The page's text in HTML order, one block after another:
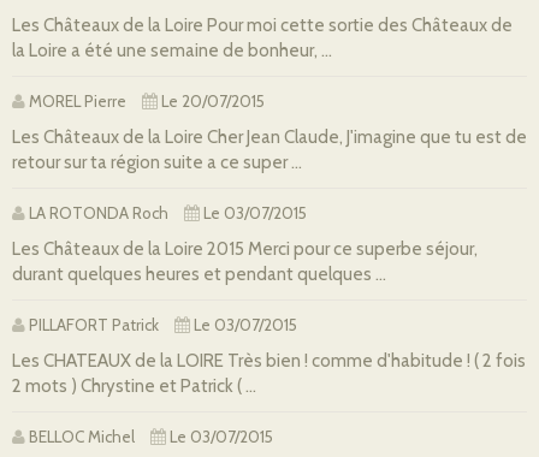
Les Châteaux de la Loire Pour moi cette sortie des Châteaux de
la Loire a été une semaine de bonheur, ...
MOREL Pierre Le 20/07/2015
Les Châteaux de la Loire Cher Jean Claude, J'imagine que tu est de
retour sur ta région suite a ce super ...
LA ROTONDA Roch Le 03/07/2015
Les Châteaux de la Loire 2015 Merci pour ce superbe séjour,
durant quelques heures et pendant quelques ...
PILLAFORT Patrick Le 03/07/2015
Les CHATEAUX de la LOIRE Très bien ! comme d'habitude ! ( 2 fois
2 mots ) Chrystine et Patrick ( ...
BELLOC Michel Le 03/07/2015